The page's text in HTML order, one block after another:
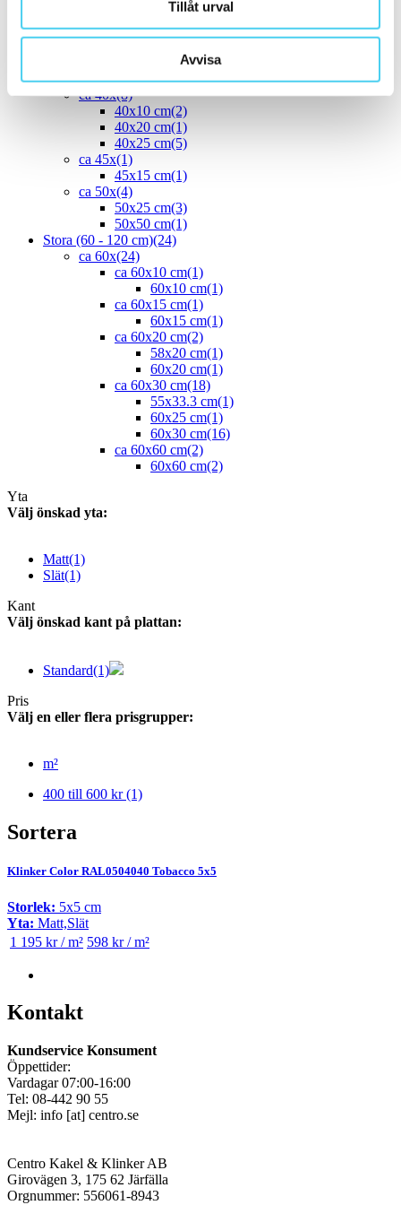
Tillåt urval
Avvisa
30x30 cm(13)
ca 30x60 cm(16)
33.3x55 cm(1)
ca 40x(8)
40x10 cm(2)
40x20 cm(1)
40x25 cm(5)
ca 45x(1)
45x15 cm(1)
ca 50x(4)
50x25 cm(3)
50x50 cm(1)
Stora (60 - 120 cm)(24)
ca 60x(24)
ca 60x10 cm(1)
60x10 cm(1)
ca 60x15 cm(1)
60x15 cm(1)
ca 60x20 cm(2)
58x20 cm(1)
60x20 cm(1)
ca 60x30 cm(18)
55x33.3 cm(1)
60x25 cm(1)
60x30 cm(16)
ca 60x60 cm(2)
60x60 cm(2)
Yta
Välj önskad yta:
Matt(1)
Slät(1)
Kant
Välj önskad kant på plattan:
Standard(1)
Pris
Välj en eller flera prisgrupper:
m²
400 till 600 kr(1)
Sortera
Klinker Color RAL0504040 Tobacco 5x5
Storlek: 5x5 cm
Yta: Matt,Slät
1 195 kr / m² 598 kr / m²
Kontakt
Kundservice Konsument
Öppettider:
Vardagar 07:00-16:00
Tel: 08-442 90 55
Mejl: info [at] centro.se
Centro Kakel & Klinker AB
Girovägen 3, 175 62 Järfälla
Orgnummer: 556061-8943